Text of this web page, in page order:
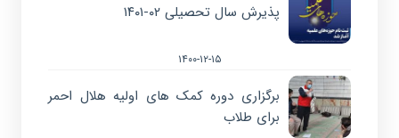
پذیرش سال تحصیلی ۰۲-۱۴۰۱
۱۴۰۰-۱۲-۱۵
برگزاری دوره کمک های اولیه هلال احمر
برای طلاب